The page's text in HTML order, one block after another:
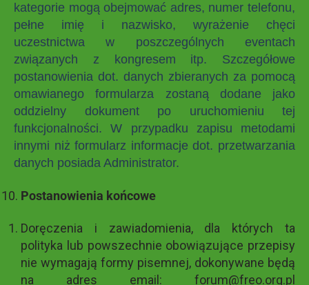
kategorie mogą obejmować adres, numer telefonu,
pełne imię i nazwisko, wyrażenie chęci
uczestnictwa w poszczególnych eventach
związanych z kongresem itp. Szczegółowe
postanowienia dot. danych zbieranych za pomocą
omawianego formularza zostaną dodane jako
oddzielny dokument po uruchomieniu tej
funkcjonalności. W przypadku zapisu metodami
innymi niż formularz informacje dot. przetwarzania
danych posiada Administrator.
Postanowienia końcowe
Doręczenia i zawiadomienia, dla których ta
polityka lub powszechnie obowiązujące przepisy
nie wymagają formy pisemnej, dokonywane będą
na adres email: forum@freo.org.pl